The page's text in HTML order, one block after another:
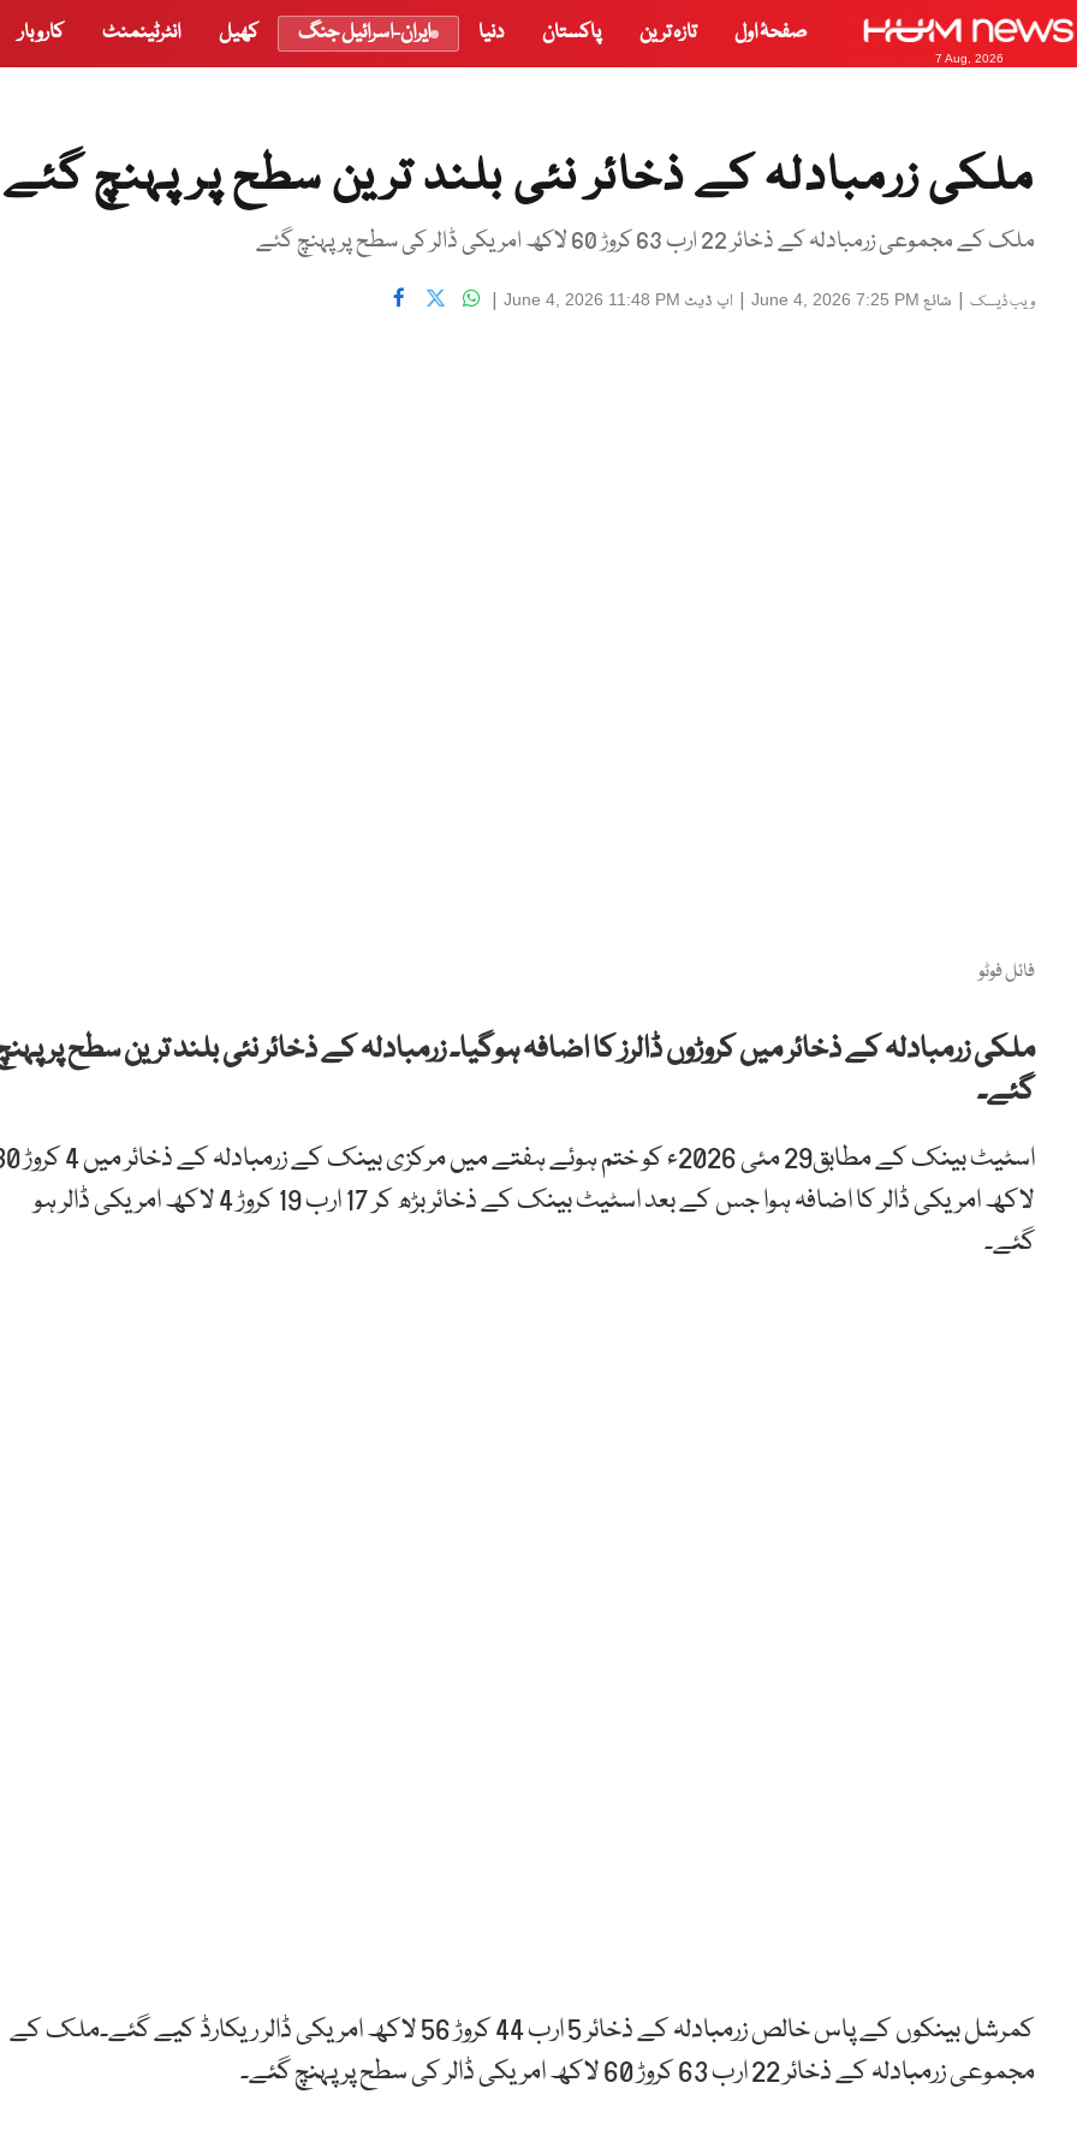
7 Aug, 2026
صفحۂ اول تازہ ترین پاکستان دنیا ایران-اسرائیل جنگ کھیل انٹرٹینمنٹ کاروبار
ملکی زرمبادلہ کے ذخائر نئی بلند ترین سطح پر پہنچ گئے
ملک کے مجموعی زرمبادلہ کے ذخائر 22 ارب 63 کروڑ 60 لاکھ امریکی ڈالر کی سطح پر پہنچ گئے
ویب ڈیسک | شائع June 4, 2026 7:25 PM
| اپ ڈیٹ June 4, 2026 11:48 PM
|
فائل فوٹو
ملکی زرمبادلہ کے ذخائر میں کروڑوں ڈالرز کا اضافہ ہوگیا۔ زرمبادلہ کے ذخائر نئی بلند ترین سطح پر
گئے۔
اسٹیٹ بینک کے مطابق29 مئی 2026ء کو ختم ہوئے
لاکھ امریکی ڈالر کا اضافہ ہوا جس کے بعد اسٹیٹ بینک کے ذخائر بڑھ کر 17 ارب 19 کروڑ 4 لاکھ امریکی ڈالر ہو
گئے۔
کمرشل بینکوں کے پاس خالص زرمبادلہ کے ذخائر 5 ارب 44 کروڑ 56 لاکھ امریکی ڈالر ریکارڈ کیے گئے۔ملک کے
مجموعی زرمبادلہ کے ذخائر 22 ارب 63 کروڑ 60 لاکھ امریکی ڈالر کی سطح پر پہنچ گئے۔